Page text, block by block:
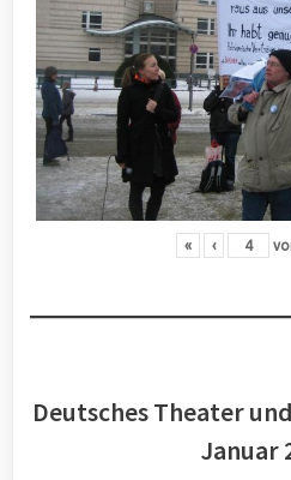
« ‹
Deutsches Theater
Januar